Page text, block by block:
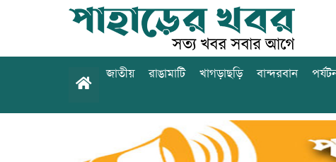
জাতীয় রাঙামাটি খাগড়াছড়ি বান্দরবান